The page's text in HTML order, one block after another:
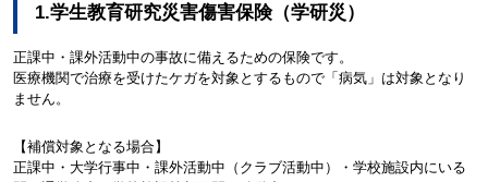
1.学生教育研究災害傷害保険（学研災）
正課中・課外活動中の事故に備えるための保険です。
医療機関で治療を受けたケガを対象とするもので「病気」は対象となり
ません。
【補償対象となる場合】
正課中・大学行事中・課外活動中（クラブ活動中）・学校施設内にいる